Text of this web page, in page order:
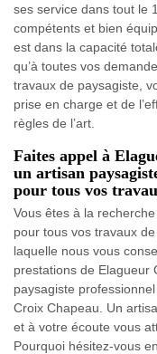
ses service dans tout le
compétents et bien
est dans la capacité
qu’à toutes vos
travaux de paysagiste,
prise en charge et de
règles de l’art.
Faites appel à
un artisan
pour tous vos
Vous êtes à la
pour tous vos travaux
laquelle nous vous
prestations de Elagueur
paysagiste
Croix Chapeau. Un
et à votre écoute vous
Pourquoi hésitez-vous